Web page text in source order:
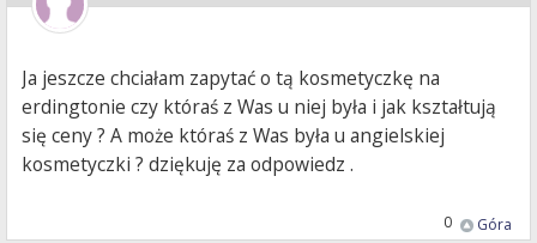
Ja jeszcze chciałam zapytać o tą kosmetyczkę na
erdingtonie czy któraś z Was u niej była i jak kształtują
się ceny ? A może któraś z Was była u angielskiej
kosmetyczki ? dziękuję za odpowiedz .
Góra
0